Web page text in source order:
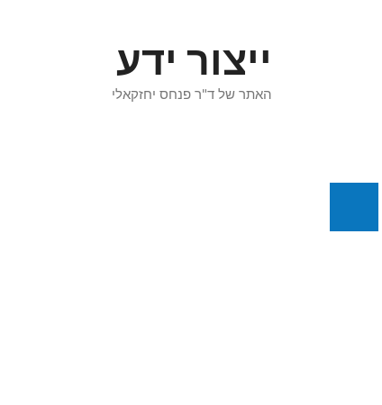
ייצור ידע
האתר של ד"ר פנחס יחזקאלי